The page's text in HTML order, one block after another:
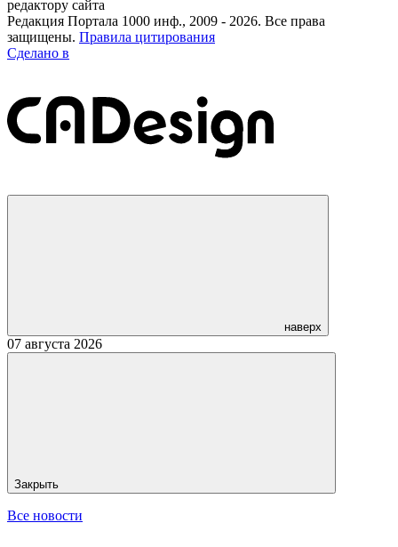
редактору сайта
Редакция Портала 1000 инф., 2009 - 2026. Все права
защищены. Правила цитирования
Сделано в
наверх
07 августа 2026
Закрыть
Все новости